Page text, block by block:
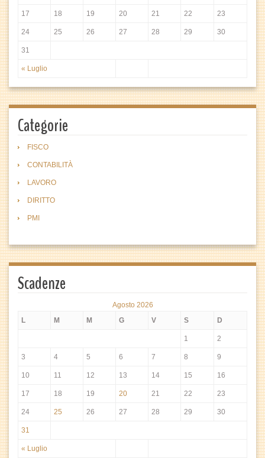
« Luglio
17 18 19 20 21 22 23
24 25 26 27 28 29 30
31
Categorie
FISCO
CONTABILITÀ
LAVORO
DIRITTO
PMI
Scadenze
Agosto 2026
L
M M G V S D
« Luglio
1 2
3 4 5 6 7 8 9
10 11 12 13 14 15 16
17 18 19 20 21 22 23
24 25 26 27 28 29 30
31